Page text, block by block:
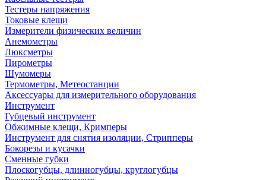
Тестеры напряжения
Токовые клещи
Измерители физических величин
Анемометры
Люксметры
Пирометры
Шумомеры
Термометры, Метеостанции
Аксессуары для измерительного оборудования
Инструмент
Губцевый инструмент
Обжимные клещи, Кримперы
Инструмент для снятия изоляции, Стрипперы
Бокорезы и кусачки
Сменные губки
Плоскогубцы, длинногубцы, круглогубцы